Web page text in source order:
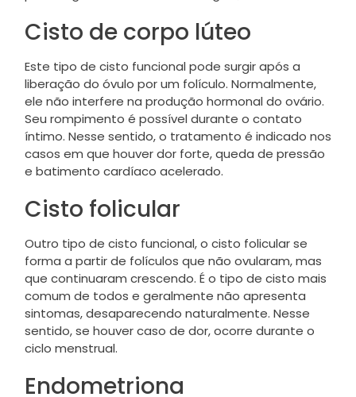
Cisto de corpo lúteo
Este tipo de cisto funcional pode surgir após a
liberação do óvulo por um folículo. Normalmente,
ele não interfere na produção hormonal do ovário.
Seu rompimento é possível durante o contato
íntimo. Nesse sentido, o tratamento é indicado nos
casos em que houver dor forte, queda de pressão
e batimento cardíaco acelerado.
Cisto folicular
Outro tipo de cisto funcional, o cisto folicular se
forma a partir de folículos que não ovularam, mas
que continuaram crescendo. É o tipo de cisto mais
comum de todos e geralmente não apresenta
sintomas, desaparecendo naturalmente. Nesse
sentido, se houver caso de dor, ocorre durante o
ciclo menstrual.
Endometriona